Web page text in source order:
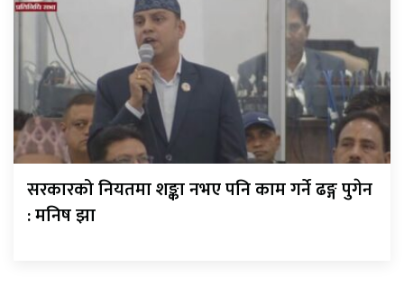
सरकारको नियतमा शङ्का नभए पनि काम गर्ने ढङ्ग पुगेन
: मनिष झा